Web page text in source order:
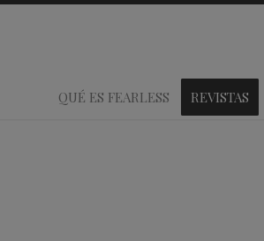
QUÉ ES FEARLESS REVISTAS